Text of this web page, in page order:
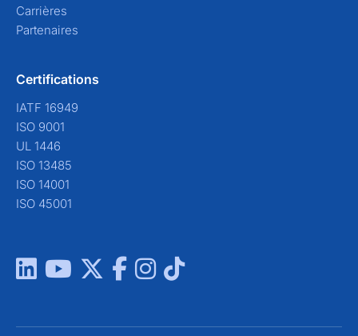
Carrières
Partenaires
Certifications
IATF 16949
ISO 9001
UL 1446
ISO 13485
ISO 14001
ISO 45001